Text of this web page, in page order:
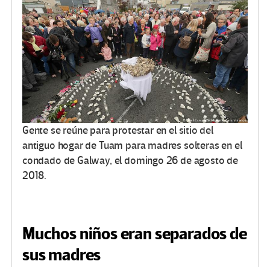
Gente se reúne para protestar en el sitio del
antiguo hogar de Tuam para madres solteras en el
condado de Galway, el domingo 26 de agosto de
2018.
Muchos niños eran separados de
sus madres